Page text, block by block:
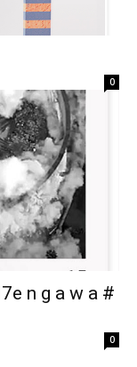
0
n g a w a #
0